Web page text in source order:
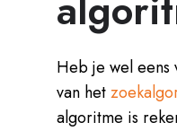
Heb je wel eens
van het
algoritme is